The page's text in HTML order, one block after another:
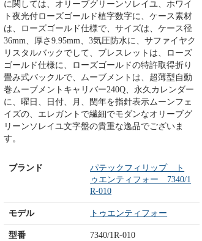
に関しては、オリーブグリーンソレイユ、ホワイ
ト夜光付ローズゴールド植字数字に、ケース素材
は、ローズゴールド仕様で、サイズは、ケース径
36mm、厚さ9.95mm、3気圧防水に、サファイヤク
リスタルバックでして、ブレスレットは、ローズ
ゴールド仕様に、ローズゴールドの特許取得折り
畳み式バックルで、ムーブメントは、超薄型自動
巻ムーブメントキャリバー240Q、永久カレンダー
に、曜日、日付、月、閏年を指針表示ムーンフェ
イズの、エレガントで繊細でモダンなオリーブグ
リーンソレイユ文字盤の貴重な逸品でございま
す。
ブランド
パテックフィリップ ト
ゥエンティフォー 7340/1
R-010
モデル トゥエンティフォー
型番 7340/1R-010